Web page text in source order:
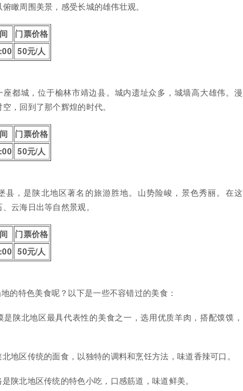
瞰周围美景，感受长城的雄伟壮观。
门票价格
50元/人
都城，位于榆林市靖边县。城内遗址众多，城墙高大雄伟。漫
，回到了那个辉煌的时代。
门票价格
50元/人
县，是陕北地区著名的旅游胜地。山势险峻，景色秀丽。在这
云海日出等自然景观。
门票价格
50元/人
的特色美食呢？以下是一些不容错过的美食：
是陕北地区最具代表性的美食之一，选用优质羊肉，搭配馍馍，
地区传统的面食，以独特的调料和烹饪方法，味道香辣可口。
是陕北地区传统的特色小吃，口感筋道，味道鲜美。